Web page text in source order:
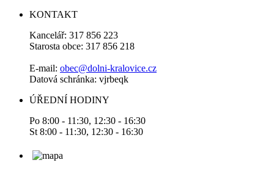
KONTAKT
Kancelář: 317 856 223
Starosta obce: 317 856 218
E-mail: obec@dolni-kralovice.cz
Datová schránka: vjrbeqk
ÚŘEDNÍ HODINY
Po 8:00 - 11:30, 12:30 - 16:30
St 8:00 - 11:30, 12:30 - 16:30